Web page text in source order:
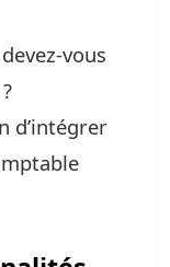
vous
d’intégrer